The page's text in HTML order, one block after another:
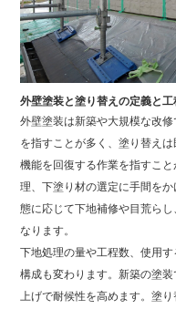
外壁塗装と塗り替えの定義と
外壁塗装は新築や大規模な改
を指すことが多く、塗り替え
機能を回復する作業を指すこ
理、下塗り材の選定に手間を
態に応じて下地補修や目荒ら
なります。
下地処理の量や工程数、使用
構成も変わります。新築の塗
上げで耐候性を高めます。塗